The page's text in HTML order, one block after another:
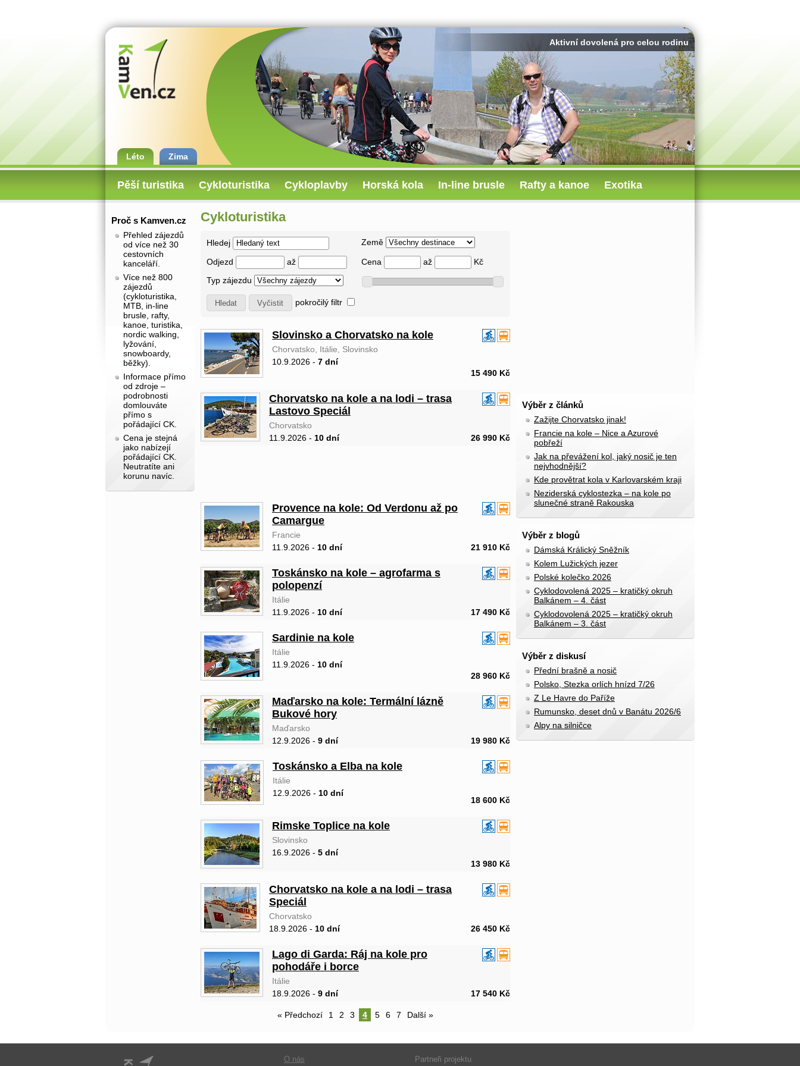
Aktivní dovolená pro celou rodinu
Léto Zima
Pěší turistika Cykloturistika Cykloplavby Horská kola In-line brusle Rafty a kanoe Exotika
Proč s Kamven.cz
Přehled zájezdů
od více než 30
cestovních
kanceláří.
Více než 800
zájezdů
(cykloturistika,
MTB, in-line
brusle, rafty,
kanoe, turistika,
nordic walking,
lyžování,
snowboardy,
běžky).
Informace přímo
od zdroje –
podrobnosti
domlouváte
přímo s
pořádající CK.
Cena je stejná
jako nabízejí
pořádající CK.
Neutratíte ani
korunu navíc.
Cykloturistika
Hledej Země
Odjezd až Cena až
Kč
Typ zájezdu
pokročilý filtr
Slovinsko a Chorvatsko na kole
Chorvatsko, Itálie, Slovinsko
10.9.2026 - 7 dní
15 490 Kč
Chorvatsko na kole a na lodi – trasa
Lastovo Speciál
Chorvatsko
11.9.2026 - 10 dní 26 990 Kč
Provence na kole: Od Verdonu až po
Camargue
Francie
11.9.2026 - 10 dní 21 910 Kč
Toskánsko na kole – agrofarma s
polopenzí
Itálie
11.9.2026 - 10 dní 17 490 Kč
Sardinie na kole
Itálie
11.9.2026 - 10 dní
28 960 Kč
Maďarsko na kole: Termální lázně
Bukové hory
Maďarsko
12.9.2026 - 9 dní 19 980 Kč
Toskánsko a Elba na kole
Itálie
12.9.2026 - 10 dní
18 600 Kč
Rimske Toplice na kole
Slovinsko
16.9.2026 - 5 dní
13 980 Kč
Chorvatsko na kole a na lodi – trasa
Speciál
Chorvatsko
18.9.2026 - 10 dní 26 450 Kč
Lago di Garda: Ráj na kole pro
pohodáře i borce
Itálie
18.9.2026 - 9 dní 17 540 Kč
« Předchozí 1 2 3 4 5 6 7 Další »
Výběr z článků
Zažijte Chorvatsko jinak!
Francie na kole – Nice a Azurové
pobřeží
Jak na převážení kol, jaký nosič je ten
nejvhodnější?
Kde provětrat kola v Karlovarském kraji
Neziderská cyklostezka – na kole po
slunečné straně Rakouska
Výběr z blogů
Dámská Králický Sněžník
Kolem Lužických jezer
Polské kolečko 2026
Cyklodovolená 2025 – kratičký okruh
Balkánem – 4. část
Cyklodovolená 2025 – kratičký okruh
Balkánem – 3. část
Výběr z diskusí
Přední brašně a nosič
Polsko, Stezka orlích hnízd 7/26
Z Le Havre do Paříže
Rumunsko, deset dnů v Banátu 2026/6
Alpy na silničce
O nás Partneři projektu